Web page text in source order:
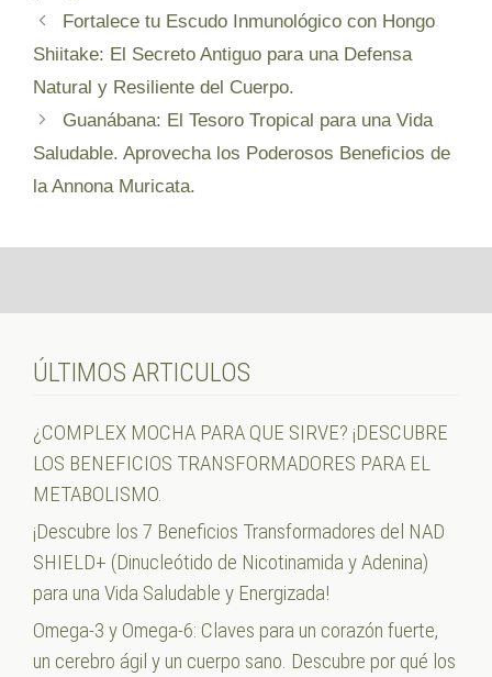
Fortalece tu Escudo Inmunológico con Hongo
Shiitake: El Secreto Antiguo para una Defensa
Natural y Resiliente del Cuerpo.
Guanábana: El Tesoro Tropical para una Vida
Saludable. Aprovecha los Poderosos Beneficios de
la Annona Muricata.
ÚLTIMOS ARTICULOS
¿COMPLEX MOCHA PARA QUE SIRVE? ¡DESCUBRE
LOS BENEFICIOS TRANSFORMADORES PARA EL
METABOLISMO.
¡Descubre los 7 Beneficios Transformadores del NAD
SHIELD+ (Dinucleótido de Nicotinamida y Adenina)
para una Vida Saludable y Energizada!
Omega-3 y Omega-6: Claves para un corazón fuerte,
un cerebro ágil y un cuerpo sano. Descubre por qué los